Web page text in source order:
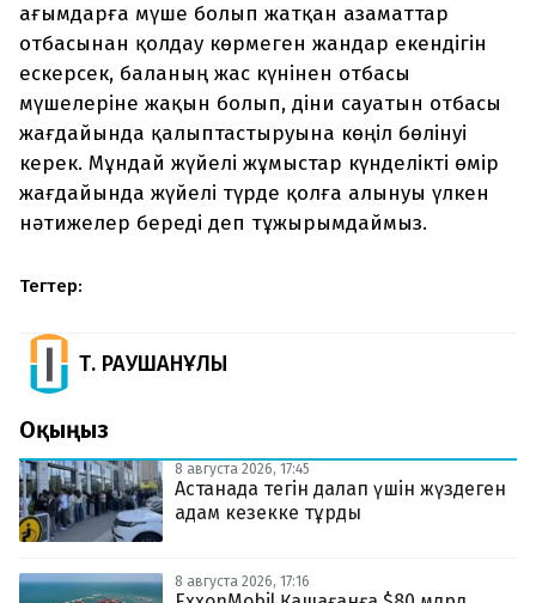
ағымдарға мүше болып жатқан азаматтар
отбасынан қолдау көрмеген жандар екендігін
ескерсек, баланың жас күнінен отбасы
мүшелеріне жақын болып, діни сауатын отбасы
жағдайында қалыптастыруына көңіл бөлінуі
керек. Мұндай жүйелі жұмыстар күнделікті өмір
жағдайында жүйелі түрде қолға алынуы үлкен
нәтижелер береді деп тұжырымдаймыз.
Тегтер:
Т. РАУШАНҰЛЫ
Оқыңыз
8 августа 2026, 17:45
Астанада тегін далап үшін жүздеген
адам кезекке тұрды
8 августа 2026, 17:16